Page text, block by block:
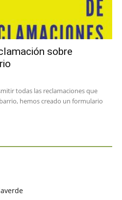
sobre
todas las reclamaciones que
hemos creado un formulario